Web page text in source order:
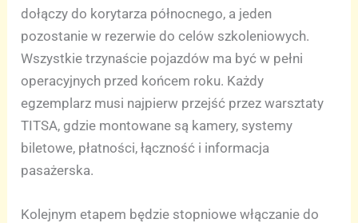
dołączy do korytarza północnego, a jeden
pozostanie w rezerwie do celów szkoleniowych.
Wszystkie trzynaście pojazdów ma być w pełni
operacyjnych przed końcem roku. Każdy
egzemplarz musi najpierw przejść przez warsztaty
TITSA, gdzie montowane są kamery, systemy
biletowe, płatności, łączność i informacja
pasażerska.
Kolejnym etapem będzie stopniowe włączanie do